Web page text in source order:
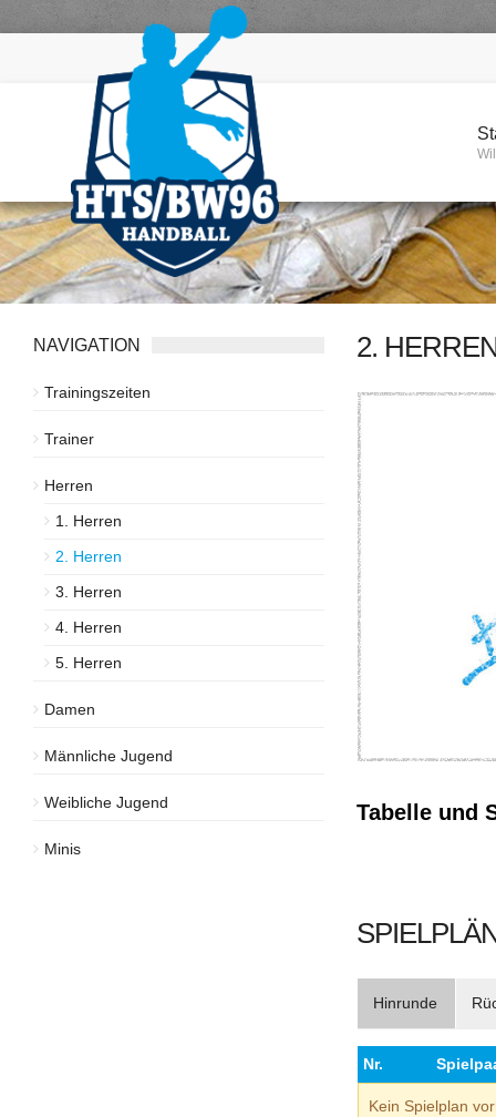
NAVIGATION
Trainingszeiten
Trainer
Herren
1. Herren
2. Herren
3. Herren
4. Herren
5. Herren
Damen
Männliche Jugend
Weibliche Jugend
Minis
2.
Tabelle und
Hinrunde
Nr.
Kein Spielplan